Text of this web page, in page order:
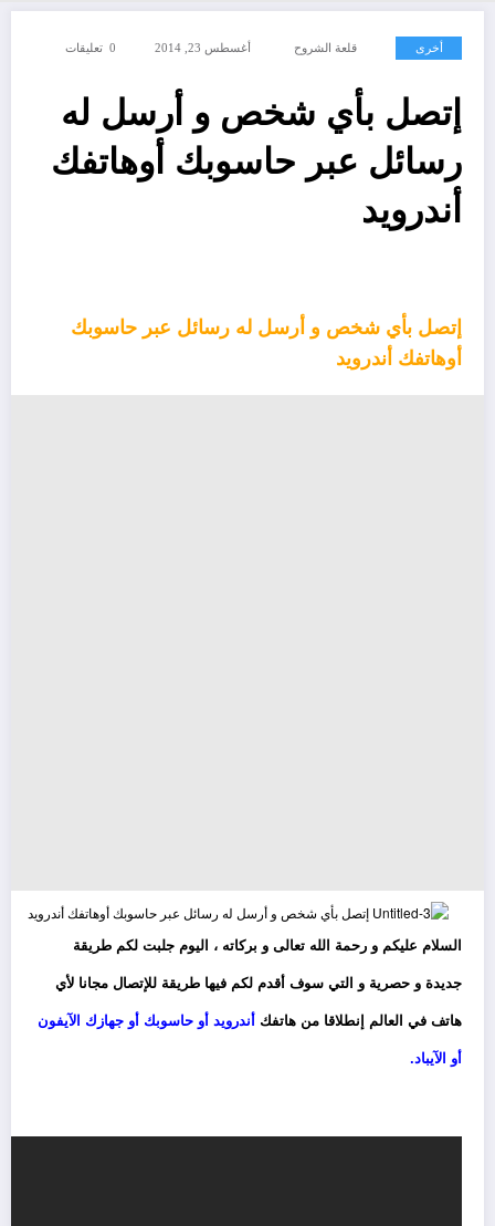
أخرى قلعة الشروح أغسطس 23, 2014 0 تعليقات
إتصل بأي شخص و أرسل له
رسائل عبر حاسوبك أوهاتفك
أندرويد
إتصل بأي شخص و أرسل له رسائل عبر حاسوبك
أوهاتفك أندرويد
السلام عليكم و رحمة الله تعالى و بركاته ، اليوم جلبت لكم طريقة
جديدة و حصرية و التي سوف أقدم لكم فيها طريقة للإتصال مجانا لأي
هاتف في العالم إنطلاقا من هاتفك أندرويد أو حاسوبك أو جهازك الآيفون
أو الآيباد.